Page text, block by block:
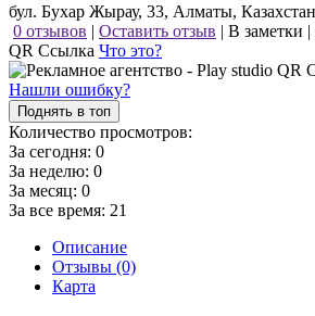
бул. Бухар Жырау, 33, Алматы, Казахстан
0 отзывов | Оставить отзыв | В заметки |
QR Ссылка Что это?
Нашли ошибку?
Поднять в топ
Количество просмотров:
За сегодня: 0
За неделю: 0
За месяц: 0
За все время: 21
Описание
Отзывы (0)
Карта